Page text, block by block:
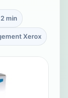
min
Xerox